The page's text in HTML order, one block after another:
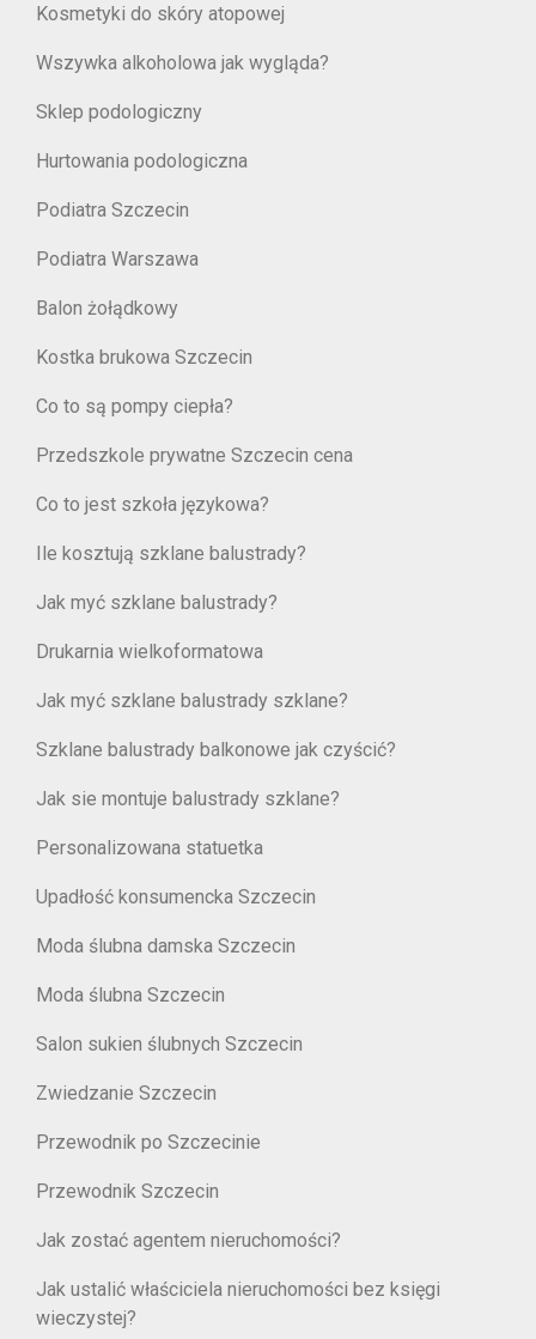
Kosmetyki do skóry atopowej
Wszywka alkoholowa jak wygląda?
Sklep podologiczny
Hurtowania podologiczna
Podiatra Szczecin
Podiatra Warszawa
Balon żołądkowy
Kostka brukowa Szczecin
Co to są pompy ciepła?
Przedszkole prywatne Szczecin cena
Co to jest szkoła językowa?
Ile kosztują szklane balustrady?
Jak myć szklane balustrady?
Drukarnia wielkoformatowa
Jak myć szklane balustrady szklane?
Szklane balustrady balkonowe jak czyścić?
Jak sie montuje balustrady szklane?
Personalizowana statuetka
Upadłość konsumencka Szczecin
Moda ślubna damska Szczecin
Moda ślubna Szczecin
Salon sukien ślubnych Szczecin
Zwiedzanie Szczecin
Przewodnik po Szczecinie
Przewodnik Szczecin
Jak zostać agentem nieruchomości?
Jak ustalić właściciela nieruchomości bez księgi
wieczystej?